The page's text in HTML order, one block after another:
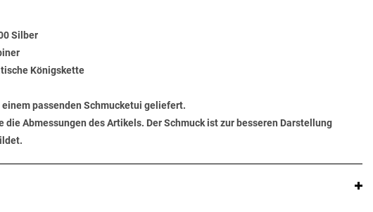
Silber
Königskette
einem passenden Schmucketui geliefert.
die Abmessungen des Artikels. Der Schmuck ist zur besseren Darstellung